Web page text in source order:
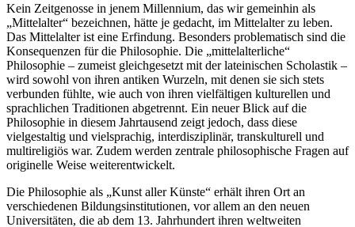
Kein Zeitgenosse in jenem Millennium, das wir gemeinhin als
„Mittelalter“ bezeichnen, hätte je gedacht, im Mittelalter zu leben.
Das Mittelalter ist eine Erfindung. Besonders problematisch sind die
Konsequenzen für die Philosophie. Die „mittelalterliche“
Philosophie – zumeist gleichgesetzt mit der lateinischen Scholastik –
wird sowohl von ihren antiken Wurzeln, mit denen sie sich stets
verbunden fühlte, wie auch von ihren vielfältigen kulturellen und
sprachlichen Traditionen abgetrennt. Ein neuer Blick auf die
Philosophie in diesem Jahrtausend zeigt jedoch, dass diese
vielgestaltig und vielsprachig, interdisziplinär, transkulturell und
multireligiös war. Zudem werden zentrale philosophische Fragen auf
originelle Weise weiterentwickelt.
Die Philosophie als „Kunst aller Künste“ erhält ihren Ort an
verschiedenen Bildungsinstitutionen, vor allem an den neuen
Universitäten, die ab dem 13. Jahrhundert ihren weltweiten